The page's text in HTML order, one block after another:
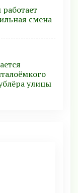
смена
улицы